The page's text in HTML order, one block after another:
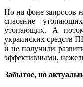
Но на фоне запросов
спасение
утопающих. А
украинских средств
и не получили
эффективными,
Забытое, но